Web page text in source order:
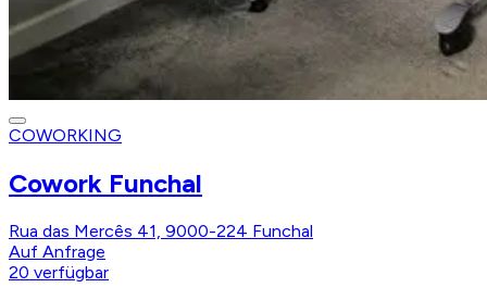
COWORKING
Cowork Funchal
Rua das Mercês 41, 9000-224 Funchal
Auf Anfrage
20 verfügbar